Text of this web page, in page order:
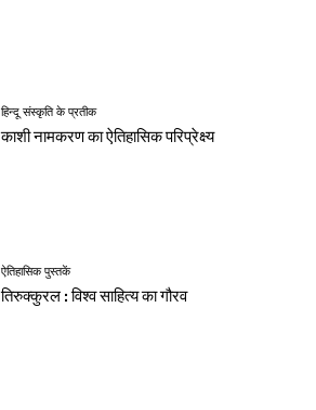
हिन्दू संस्कृति के प्रतीक
काशी नामकरण का ऐतिहासिक परिप्रेक्ष्य
ऐतिहासिक पुस्तकें
तिरुक्कुरल : विश्व साहित्य का गौरव